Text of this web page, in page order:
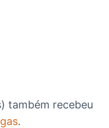
também recebeu
.